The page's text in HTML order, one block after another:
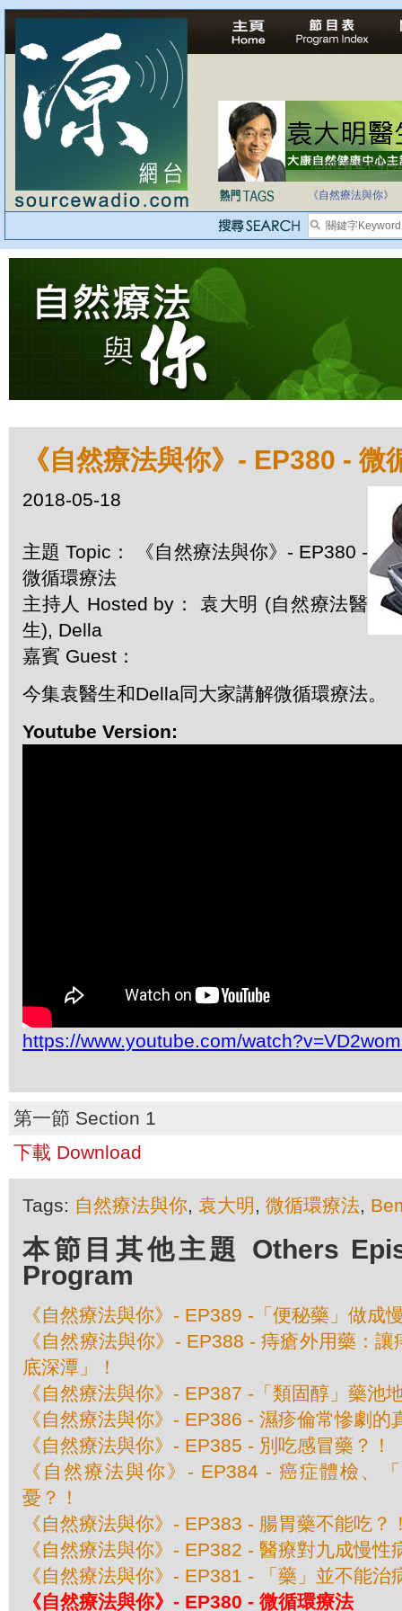
法治社會並不等同
《自然療法與你》
《自然療法與你》- EP380 - 微
2018-05-18
主題 Topic： 《自然療法與你》- EP380 -
微循環療法
主持人 Hosted by： 袁大明 (自然療法醫
生), Della
嘉賓 Guest：
今集袁醫生和Della同大家講解微循環療法。
Youtube Version:
https://www.youtube.com/
第一節 Section 1
下載 Download
Tags: 自然療法與你, 袁大明 , 微循環療法,
本節目其他主題 Others
Program
《自然療法與你》- EP389 -「便秘藥」做成
《自然療法與你》- EP388 - 痔瘡外用藥：
底深潭」！
《自然療法與你》- EP387 -「類固醇」藥池
《自然療法與你》- EP386 - 濕疹倫常慘劇的
《自然療法與你》- EP385 - 別吃感冒藥？！
《自然療法與你》- EP384 - 癌症體檢、
憂？！
《自然療法與你》- EP383 - 腸胃藥不能吃？
《自然療法與你》- EP382 - 醫療對九成慢性
《自然療法與你》- EP381 - 「藥」並不能治
《自然療法與你》- EP380 - 微循環療法